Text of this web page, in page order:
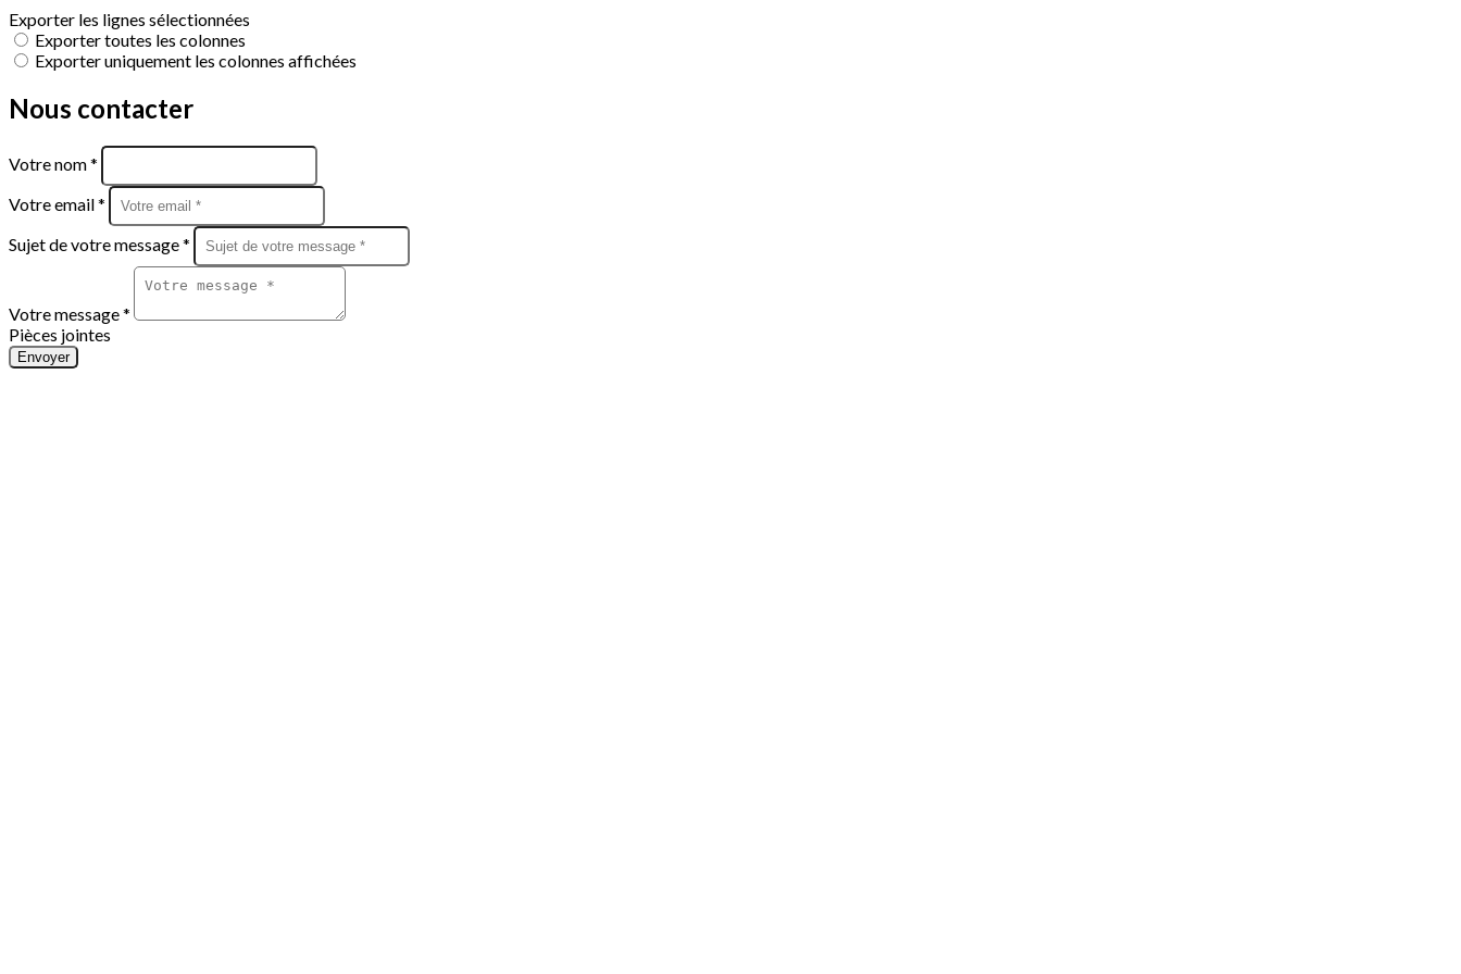
Exporter les lignes sélectionnées
Exporter toutes les colonnes
Exporter uniquement les colonnes affichées
Nous contacter
Votre nom *
Votre email *
Sujet de votre message *
Votre message *
Pièces jointes
Envoyer